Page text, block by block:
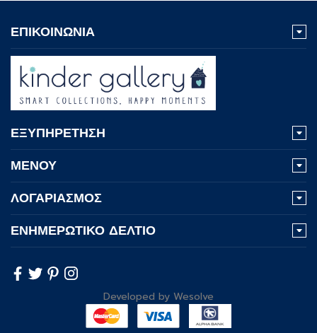
ΕΠΙΚΟΙΝΩΝΙΑ
ΕΞΥΠΗΡΕΤΗΣΗ
ΜΕΝΟΥ
ΛΟΓΑΡΙΑΣΜΟΣ
ΕΝΗΜΕΡΩΤΙΚΟ ΔΕΛΤΙΟ
Developed by Wesolve